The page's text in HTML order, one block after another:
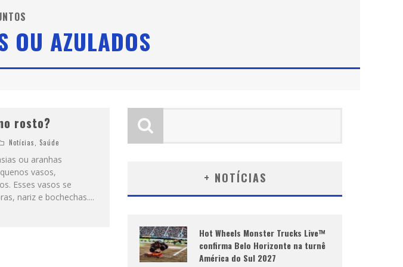
OU AZULADOS
rosto?
Notícias Saúde
ou aranhas
vasos,
Esses vasos se
nariz e bochechas....
+ NOTÍCIAS
Hot Wheels Monster Trucks Live™
confirma Belo Horizonte na turnê
América do Sul 2027